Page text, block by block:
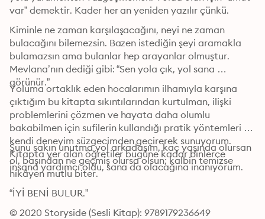
var” demektir. Kader her an yeniden yazılır çünkü.
Kiminle ne zaman karşılaşacağını, neyi ne zaman
bulacağını bilemezsin. Bazen istediğin şeyi aramakla
bulamazsın ama bulanlar hep arayanlar olmuştur.
Mevlana’nın dediği gibi: “Sen yola çık, yol sana
görünür.”
Yoluma ortaklık eden hocalarımın ilhamıyla karşına
çıktığım bu kitapta sıkıntılarından kurtulman, ilişki
problemlerini çözmen ve hayata daha olumlu
bakabilmen için sufilerin kullandığı pratik yöntemleri
kendi deneyim süzgecimden geçirerek sunuyorum.
Kitapta yer alan öğretiler bugüne kadar binlerce
insana yardımcı oldu, sana da olacağına inanıyorum.
Şunu sakın unutma yol arkadaşım, kaç yaşında olursan
ol, başından ne geçmiş olursa olsun; kalbin temizse
hikâyen mutlu biter.
“İYİ BENİ BULUR.”
© 2020 Storyside (Sesli Kitap): 9789179236649